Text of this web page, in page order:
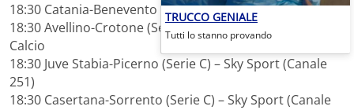
18:30 Catania-Benevento (Serie C) – Sky Sport Uno
18:30 Avellino-Crotone (Serie C) – Rai Sport e Sky Sport
Calcio
18:30 Juve Stabia-Picerno (Serie C) – Sky Sport (Canale
251)
18:30 Casertana-Sorrento (Serie C) – Sky Sport (Canale
TRUCCO GENIALE
Tutti lo stanno provando